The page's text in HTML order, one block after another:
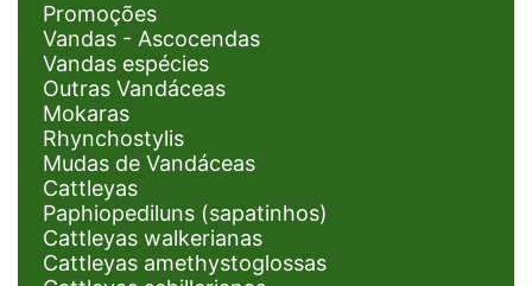
Promoções
Vandas - Ascocendas
Vandas espécies
Outras Vandáceas
Mokaras
Rhynchostylis
Mudas de Vandáceas
Cattleyas
Paphiopediluns (sapatinhos)
Cattleyas walkerianas
Cattleyas amethystoglossas